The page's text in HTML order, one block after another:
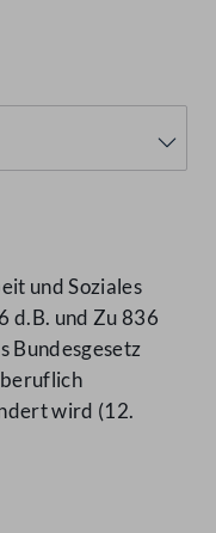
und Soziales
d.B. und Zu 836
Bundesgesetz
wird (12.